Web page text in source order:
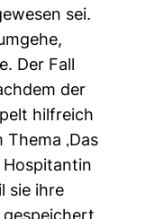
sei.
Der Fall
der
hilf­reich
‚Das
Hos­pi­tantin
sie ihre